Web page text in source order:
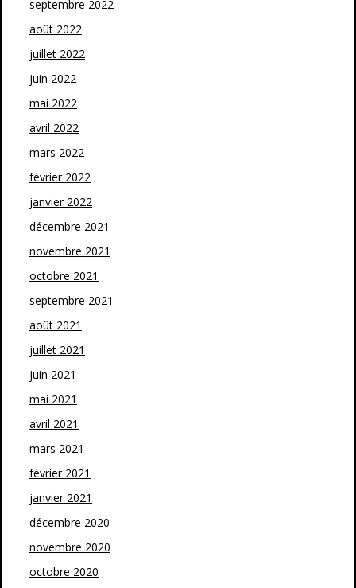
septembre 2022
août 2022
juillet 2022
juin 2022
mai 2022
avril 2022
mars 2022
février 2022
janvier 2022
décembre 2021
novembre 2021
octobre 2021
septembre 2021
août 2021
juillet 2021
juin 2021
mai 2021
avril 2021
mars 2021
février 2021
janvier 2021
décembre 2020
novembre 2020
octobre 2020